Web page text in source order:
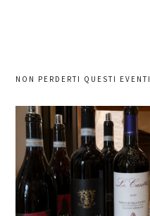
NON PERDERTI QUESTI EVENTI